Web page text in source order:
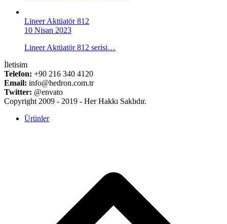
Lineer Aktüatör 812
10 Nisan 2023
Lineer Aktüatör 812 serisi…
İletisim
Telefon: +90 216 340 4120
Email: info@hedron.com.tr
Twitter: @envato
Copyright 2009 - 2019 - Her Hakkı Saklıdır.
Ürünler